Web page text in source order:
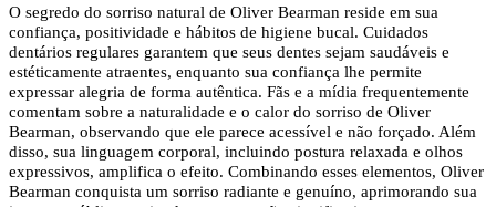
O segredo do sorriso natural de Oliver Bearman reside em sua
confiança, positividade e hábitos de higiene bucal. Cuidados
dentários regulares garantem que seus dentes sejam saudáveis ​​e
estéticamente atraentes, enquanto sua confiança lhe permite
expressar alegria de forma autêntica. Fãs e a mídia frequentemente
comentam sobre a naturalidade e o calor do sorriso de Oliver
Bearman, observando que ele parece acessível e não forçado. Além
disso, sua linguagem corporal, incluindo postura relaxada e olhos
expressivos, amplifica o efeito. Combinando esses elementos, Oliver
Bearman conquista um sorriso radiante e genuíno, aprimorando sua